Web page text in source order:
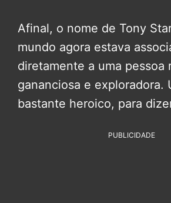
Afinal, o nome de Tony
mundo agora estava
diretamente a uma pessoa
gananciosa e exploradora.
bastante heroico, para
PUBLICIDADE